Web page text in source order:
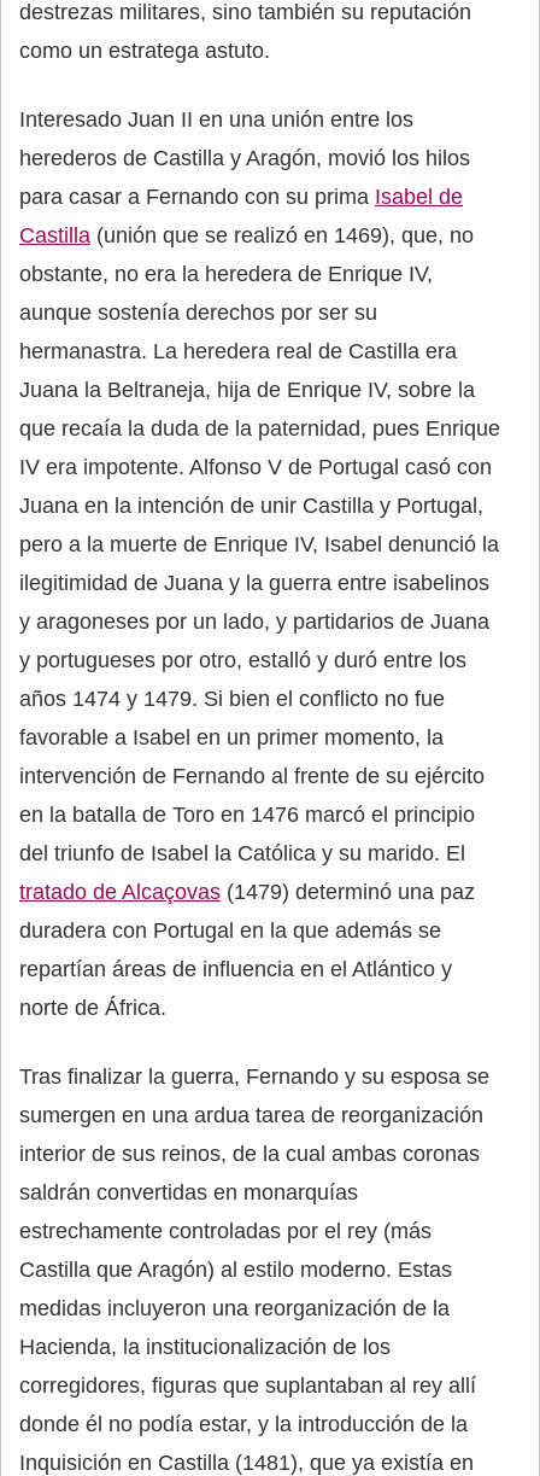
destrezas militares, sino también su reputación
como un estratega astuto.
Interesado Juan II en una unión entre los
herederos de Castilla y Aragón, movió los hilos
para casar a Fernando con su prima Isabel de
Castilla (unión que se realizó en 1469), que, no
obstante, no era la heredera de Enrique IV,
aunque sostenía derechos por ser su
hermanastra. La heredera real de Castilla era
Juana la Beltraneja, hija de Enrique IV, sobre la
que recaía la duda de la paternidad, pues Enrique
IV era impotente. Alfonso V de Portugal casó con
Juana en la intención de unir Castilla y Portugal,
pero a la muerte de Enrique IV, Isabel denunció la
ilegitimidad de Juana y la guerra entre isabelinos
y aragoneses por un lado, y partidarios de Juana
y portugueses por otro, estalló y duró entre los
años 1474 y 1479. Si bien el conflicto no fue
favorable a Isabel en un primer momento, la
intervención de Fernando al frente de su ejército
en la batalla de Toro en 1476 marcó el principio
del triunfo de Isabel la Católica y su marido. El
tratado de Alcaçovas (1479) determinó una paz
duradera con Portugal en la que además se
repartían áreas de influencia en el Atlántico y
norte de África.
Tras finalizar la guerra, Fernando y su esposa se
sumergen en una ardua tarea de reorganización
interior de sus reinos, de la cual ambas coronas
saldrán convertidas en monarquías
estrechamente controladas por el rey (más
Castilla que Aragón) al estilo moderno. Estas
medidas incluyeron una reorganización de la
Hacienda, la institucionalización de los
corregidores, figuras que suplantaban al rey allí
donde él no podía estar, y la introducción de la
Inquisición en Castilla (1481), que ya existía en